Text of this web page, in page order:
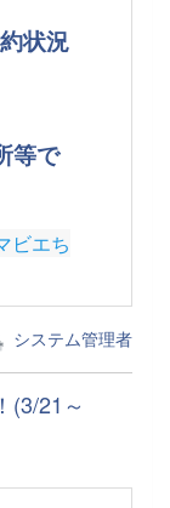
状況
等で
ビエち
システム管理者
(3/21～